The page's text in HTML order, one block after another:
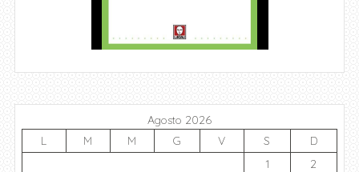
Agosto 2026
L
M M G V S
D
1
2